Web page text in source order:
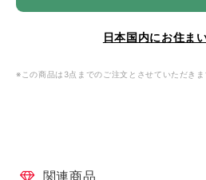
日本国内にお住ま
※この商品は3点までのご注文とさせていただきま